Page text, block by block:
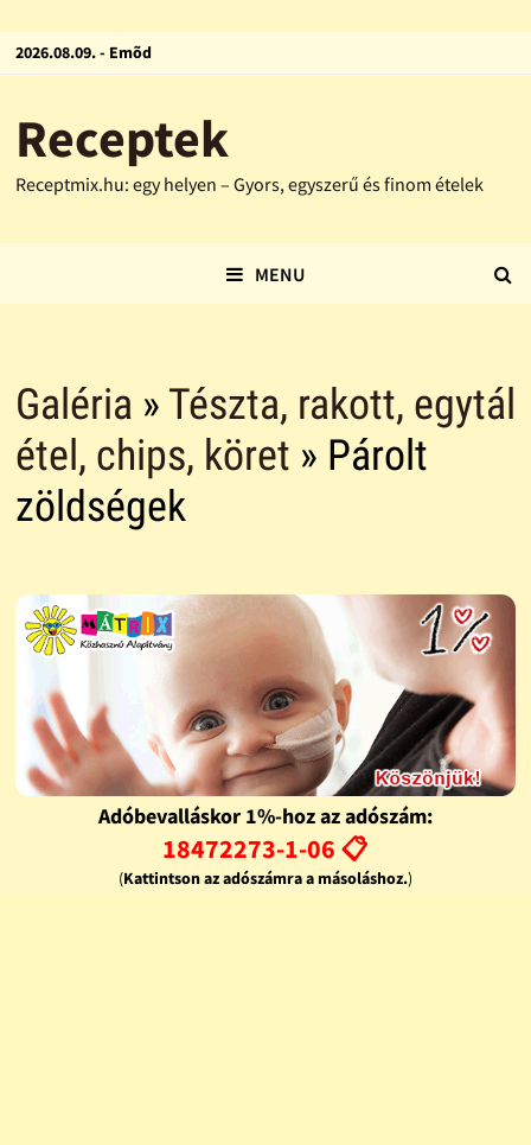
2026.08.09. - Emõd
Receptek
Receptmix.hu: egy helyen – Gyors, egyszerű és finom ételek
MENU
Galéria » Tészta, rakott, egytál
étel, chips, köret » Párolt
zöldségek
Adóbevalláskor 1%-hoz az adószám:
18472273-1-06 📋
(Kattintson az adószámra a másoláshoz.)